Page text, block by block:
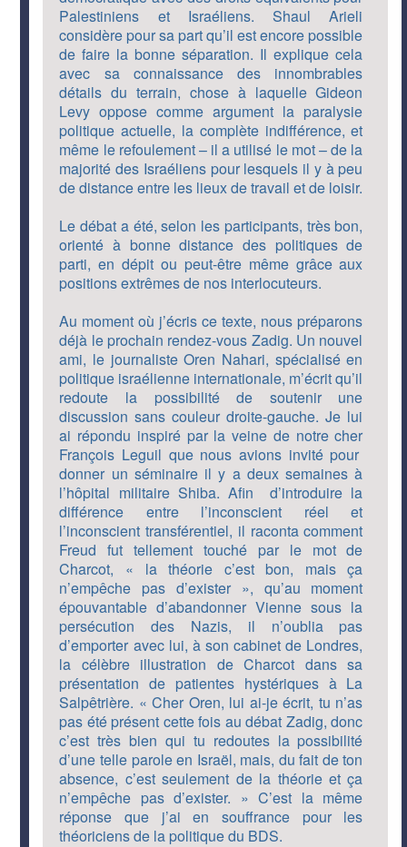
Palestiniens et Israéliens. Shaul Arieli
considère pour sa part qu’il est encore possible
de faire la bonne séparation. Il explique cela
avec sa connaissance des innombrables
détails du terrain, chose à laquelle Gideon
Levy oppose comme argument la paralysie
politique actuelle, la complète indifférence, et
même le refoulement – il a utilisé le mot – de la
majorité des Israéliens pour lesquels il y à peu
de distance entre les lieux de travail et de loisir.
Le débat a été, selon les participants, très bon,
orienté à bonne distance des politiques de
parti, en dépit ou peut-être même grâce aux
positions extrêmes de nos interlocuteurs.
Au moment où j’écris ce texte, nous préparons
déjà le prochain rendez-vous Zadig. Un nouvel
ami, le journaliste Oren Nahari, spécialisé en
politique israélienne internationale, m’écrit qu’il
redoute la possibilité de soutenir une
discussion sans couleur droite-gauche. Je lui
ai répondu inspiré par la veine de notre cher
François Leguil que nous avions invité pour
donner un séminaire il y a deux semaines à
l’hôpital militaire Shiba. Afin d’introduire la
différence entre l’inconscient réel et
l’inconscient transférentiel, il raconta comment
Freud fut tellement touché par le mot de
Charcot, « la théorie c’est bon, mais ça
n’empêche pas d’exister », qu’au moment
épouvantable d’abandonner Vienne sous la
persécution des Nazis, il n’oublia pas
d’emporter avec lui, à son cabinet de Londres,
la célèbre illustration de Charcot dans sa
présentation de patientes hystériques à La
Salpêtrière. « Cher Oren, lui ai-je écrit, tu n’as
pas été présent cette fois au débat Zadig, donc
c’est très bien qui tu redoutes la possibilité
d’une telle parole en Israël, mais, du fait de ton
absence, c’est seulement de la théorie et ça
n’empêche pas d’exister. » C’est la même
réponse que j’ai en souffrance pour les
théoriciens de la politique du BDS.